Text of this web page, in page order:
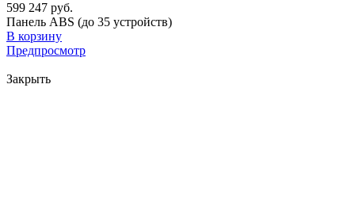
599 247 руб.
Панель ABS (до 35 устройств)
В корзину
Предпросмотр
Закрыть